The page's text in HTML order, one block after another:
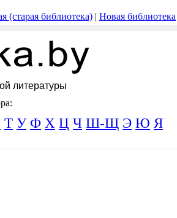
(старая библиотека) | Новая библиотека
литературы
Т У Ф Х Ц Ч Ш-Щ Э Ю Я